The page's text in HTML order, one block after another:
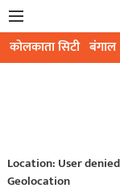
कोलकाता सिटी बंगाल
Location: User denied
Geolocation